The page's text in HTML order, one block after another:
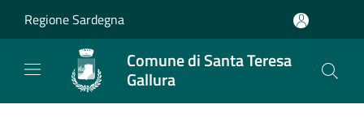
Regione Sardegna
Comune di Santa Teresa
Gallura